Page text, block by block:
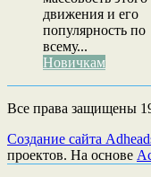
движения и его
популярность по
всему...
Новичкам
Все права защищены
Создание сайта
проектов. На основе